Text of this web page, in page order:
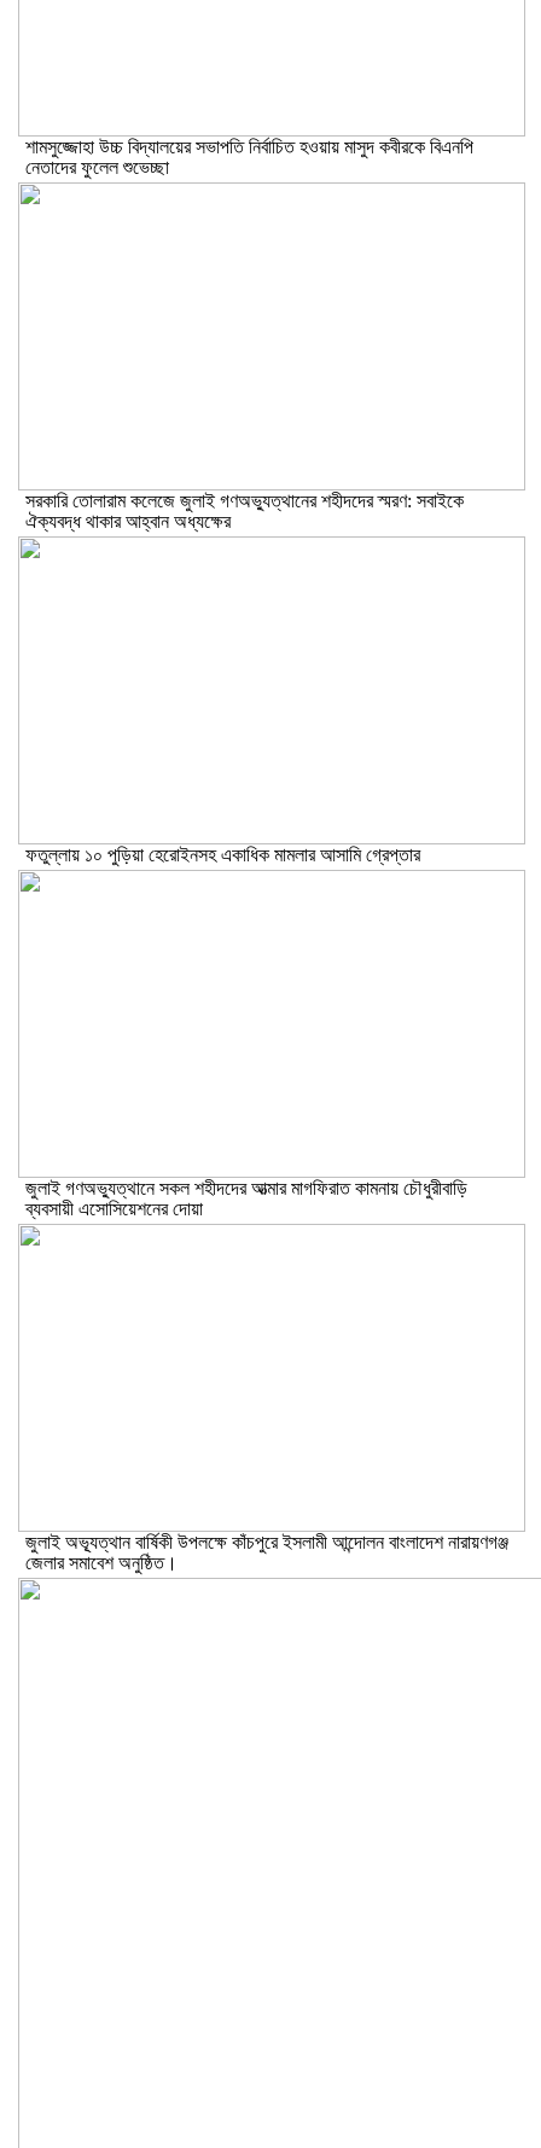
শামসুজ্জোহা উচ্চ বিদ্যালয়ের সভাপতি নির্বাচিত হওয়ায় মাসুদ কবীরকে বিএনপি
নেতাদের ফুলেল শুভেচ্ছা
সরকারি তোলারাম কলেজে জুলাই গণঅভ্যুত্থানের শহীদদের স্মরণ: সবাইকে
ঐক্যবদ্ধ থাকার আহ্বান অধ্যক্ষের
ফতুল্লায় ১০ পুড়িয়া হেরোইনসহ একাধিক মামলার আসামি গ্রেপ্তার
জুলাই গণঅভ্যুত্থানে সকল শহীদদের আত্মার মাগফিরাত কামনায় চৌধুরীবাড়ি
ব্যবসায়ী এসোসিয়েশনের দোয়া
জুলাই অভ্যূত্থান বার্ষিকী উপলক্ষে কাঁচপুরে ইসলামী আন্দোলন বাংলাদেশ নারায়ণগঞ্জ
জেলার সমাবেশ অনুষ্ঠিত।